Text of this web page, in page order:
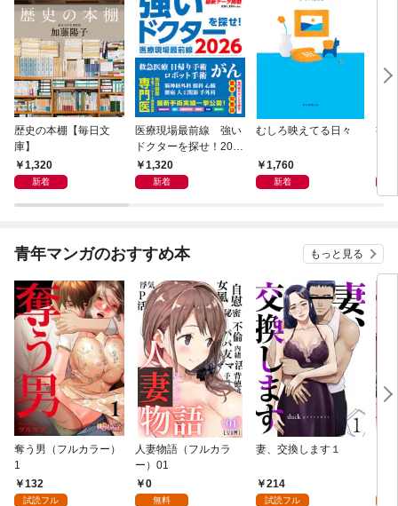
歴史の本棚【毎日文
庫】
1,320
新着
医療現場最前線 強い
ドクターを探せ！202
6 1,320
新着
むしろ映えてる日々
1,760
新着
書
青年マンガのおすすめ本 もっと見る
奪う男（フルカラー）
1
132
試読フル
人妻物語（フルカラ
ー）01
0
無料
妻、交換します１
214
試読フル
な